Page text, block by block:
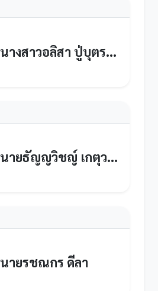
นางสาวอลิสา ปู่บุตรชา
นายธัญญวิชญ์ เกตุวรภัทรา
นายรชณกร ดีลา